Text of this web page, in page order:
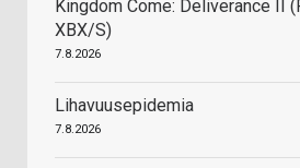
Kingdom Come: Deliverance II
XBX/S)
7.8.2026
Lihavuusepidemia
7.8.2026